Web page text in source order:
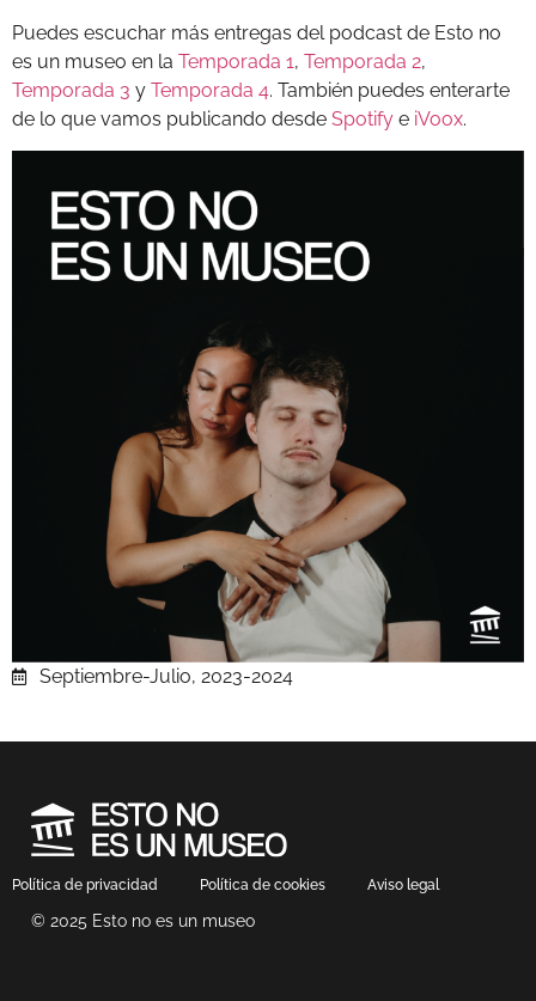
Puedes escuchar más entregas del podcast de Esto no
es un museo en la Temporada 1, Temporada 2,
Temporada 3 y Temporada 4. También puedes enterarte
de lo que vamos publicando desde Spotify e iVoox.
Septiembre-Julio, 2023-2024
Política de privacidad Política de cookies Aviso legal
© 2025 Esto no es un museo